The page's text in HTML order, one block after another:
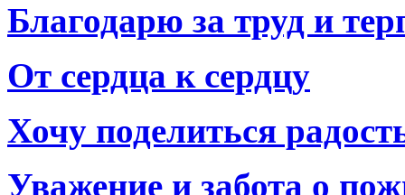
Благодарю за труд и
От сердца к сердцу
Хочу поделиться
Уважение и забота о